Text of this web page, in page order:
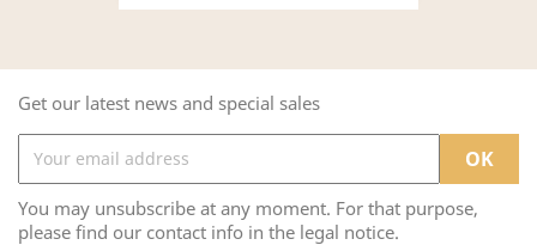
Get our latest news and special sales
You may unsubscribe at any moment. For that purpose,
please find our contact info in the legal notice.